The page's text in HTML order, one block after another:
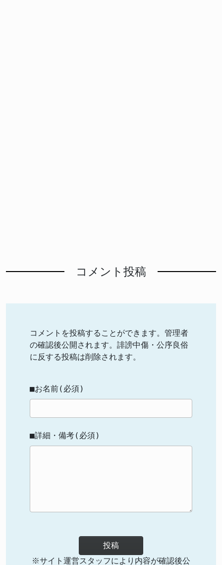
コメント投稿
コメントを投稿することができます。管理者
の確認後公開されます。誹謗中傷・公序良俗
に反する投稿は削除されます。
■お名前(必須)
■詳細・備考(必須)
投稿
※サイト運営スタッフにより内容が確認後公